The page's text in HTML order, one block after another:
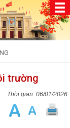
trường
06/01/2026